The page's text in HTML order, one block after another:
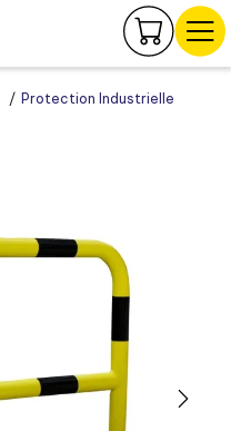
Protection Industrielle